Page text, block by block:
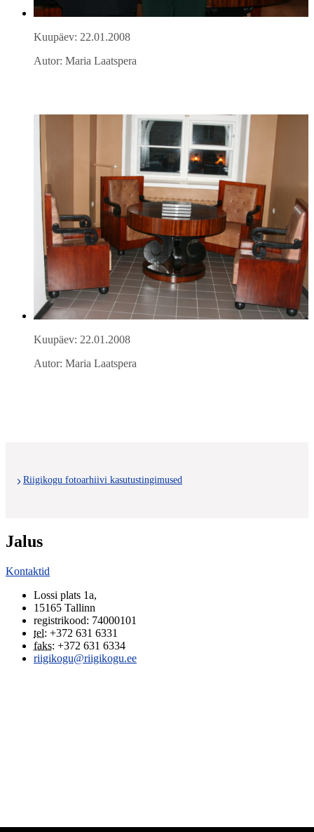
Kuupäev: 22.01.2008
Autor: Maria Laatspera
Kuupäev: 22.01.2008
Autor: Maria Laatspera
Riigikogu fotoarhiivi kasutustingimused
Jalus
Kontaktid
Lossi plats 1a,
15165 Tallinn
registrikood: 74000101
tel: +372 631 6331
faks: +372 631 6334
riigikogu@riigikogu.ee